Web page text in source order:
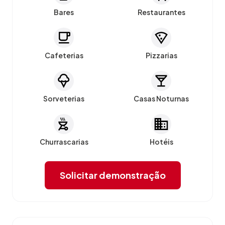
Bares Restaurantes
Cafeterias Pizzarias
Sorveterias Casas Noturnas
Churrascarias Hotéis
Solicitar demonstração